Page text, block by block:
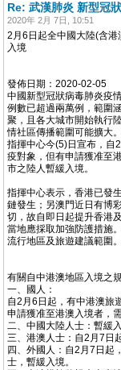
Re: 武漢肺炎 新型冠
2020年 2月 7日, 10:51
2月6日起全中國大陸(含
入境
發佈日期：2020-02-05
中國新型冠狀病毒肺炎疫
例數已超過兩萬例，範圍
聚，且各大城市開始執行
情社區傳播範圍可能擴大
指揮中心今(5)日宣布，自
疫對象，但有申請獲准至
市之陸人暫緩入境。
指揮中心表示，香港已發
鏈發生；另澳門近日有博
切，故自即日起提升香港
當地應採取加強防護措施
流行地區及旅遊建議範圍。
有關自中港澳地區入境之
一、國人：
自2月6日起，有中港澳旅
申請獲准至港澳入境者，
二、中國大陸人士：暫緩入
三、港澳人士：自2月7日
四、外國人：自2月7日起
士，暫緩入境。